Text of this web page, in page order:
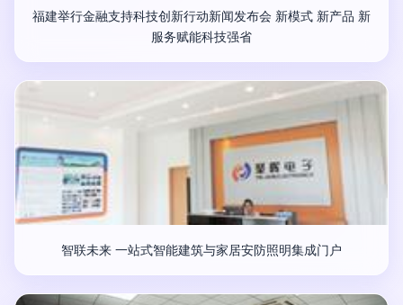
福建举行金融支持科技创新行动新闻发布会 新模式 新产品 新
服务赋能科技强省
智联未来 一站式智能建筑与家居安防照明集成门户